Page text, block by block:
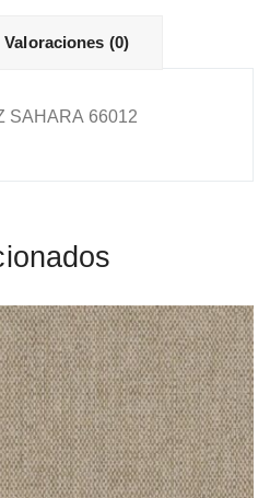
Valoraciones (0)
SAHARA 66012